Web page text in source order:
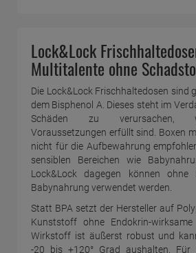
Lock&Lock
Multitalente ohne
Die Lock&Lock Frischhaltedosen sind
dem Bisphenol A. Dieses steht im
Schäden zu verursachen,
Voraussetzungen erfüllt sind. Boxen
nicht für die Aufbewahrung
sensiblen Bereichen wie
Lock&Lock dagegen können
Babynahrung verwendet werden.
Statt BPA setzt der Hersteller auf
Kunststoff ohne Endokrin-wirksame
Wirkstoff ist äußerst robust und
-20 bis +120° Grad aushalten. Für